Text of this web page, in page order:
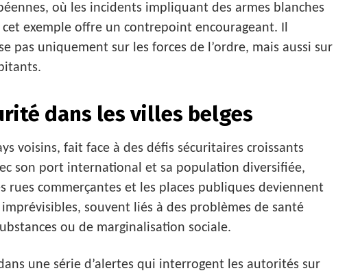
où les incidents impliquant des armes blanches
exemple offre un contrepoint encourageant. Il
pas uniquement sur les forces de l’ordre, mais aussi sur
dans les villes belges
voisins, fait face à des défis sécuritaires croissants
son port international et sa population diversifiée,
rues commerçantes et les places publiques deviennent
souvent liés à des problèmes de santé
ou de marginalisation sociale.
une série d’alertes qui interrogent les autorités sur